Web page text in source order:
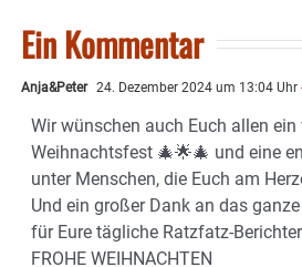
Ein Kommentar
Anja&Peter 24. Dezember 2024 um 13:04 Uhr
Wir wünschen auch Euch allen
Weihnachtsfest 🎄🌟🎄 und eine
unter Menschen, die Euch am
Und ein großer Dank an das
für Eure tägliche Ratzfatz-
FROHE WEIHNACHTEN